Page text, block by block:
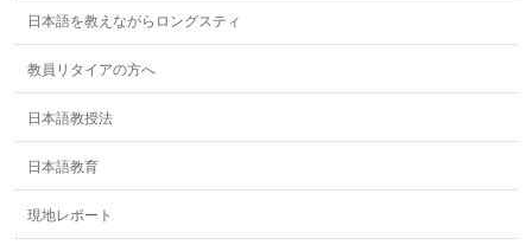
日本語を教えながらロングスティ
教員リタイアの方へ
日本語教授法
日本語教育
現地レポート